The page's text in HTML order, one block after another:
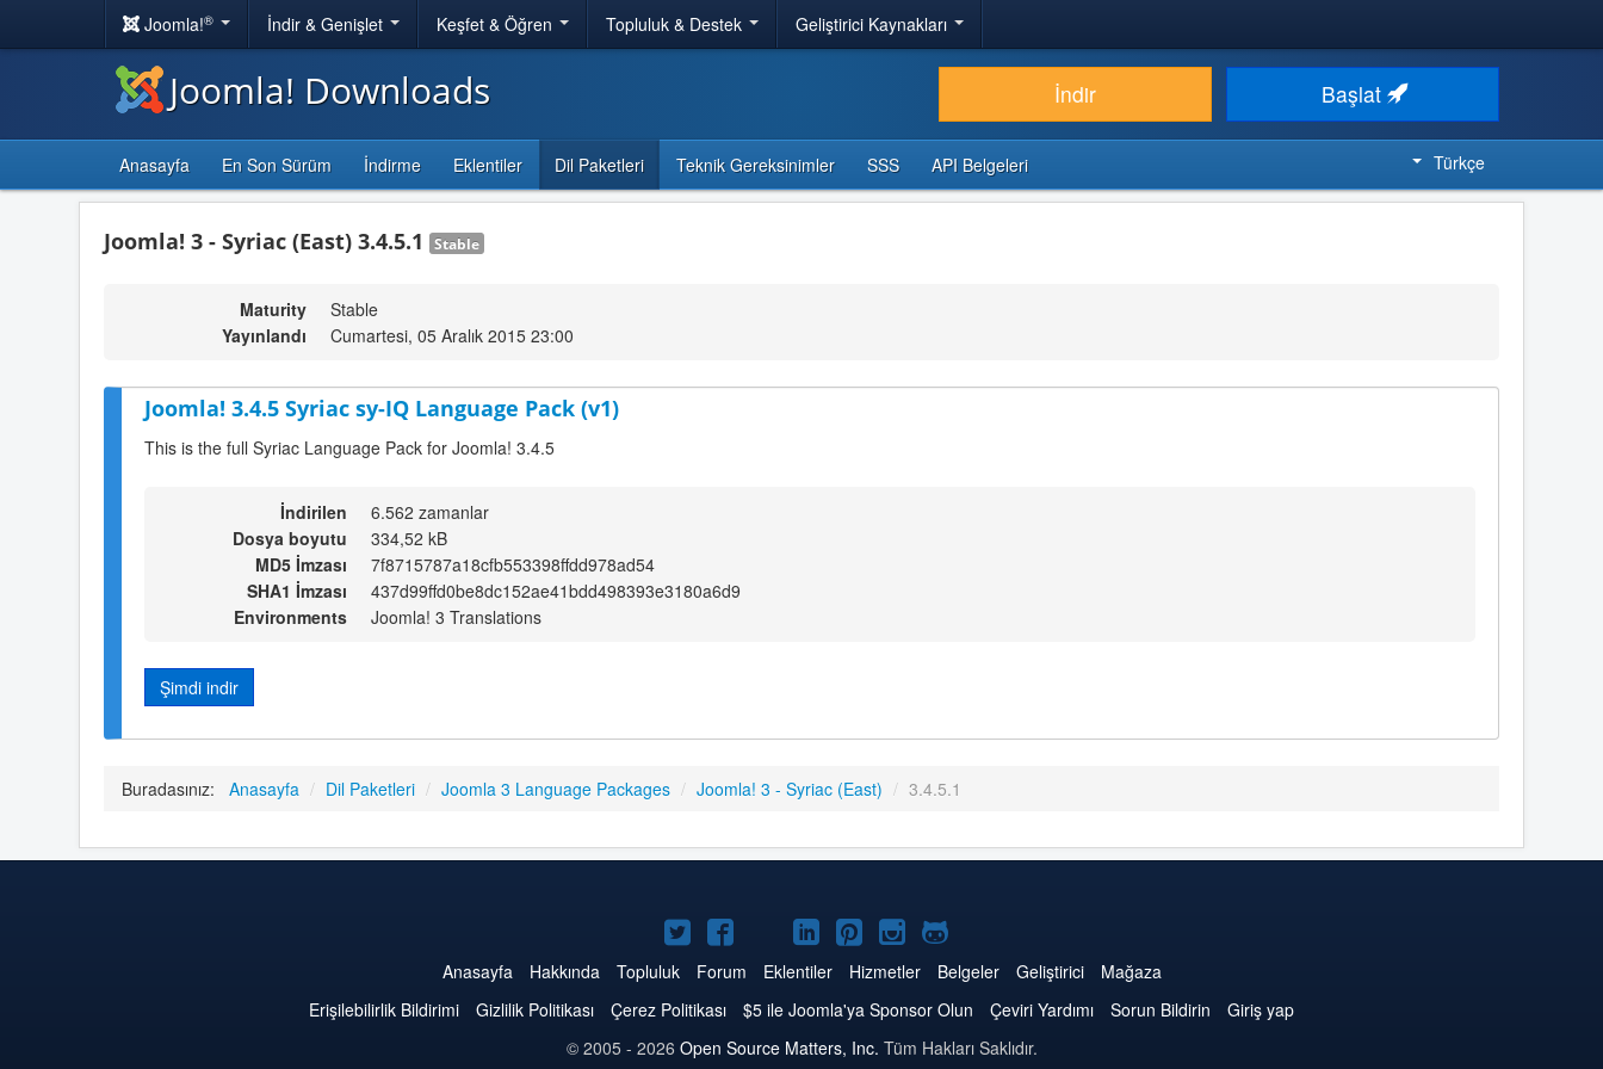
Joomla!® İndir & Genişlet Keşfet & Öğren Topluluk & Destek Geliştirici Kaynakları
Joomla! Downloads İndir Başlat
Anasayfa En Son Sürüm İndirme Eklentiler Dil Paketleri Teknik Gereksinimler SSS API Belgeleri Türkçe
Joomla! 3 - Syriac (East) 3.4.5.1 Stable
Maturity
Stable
Yayınlandı
Cumartesi, 05 Aralık 2015 23:00
Joomla! 3.4.5 Syriac sy-IQ Language Pack (v1)
This is the full Syriac Language Pack for Joomla! 3.4.5
İndirilen
6.562 zamanlar
Dosya boyutu
334,52 kB
MD5 İmzası
7f8715787a18cfb553398ffdd978ad54
SHA1 İmzası
437d99ffd0be8dc152ae41bdd498393e3180a6d9
Environments
Joomla! 3 Translations
Şimdi indir
Buradasınız: Anasayfa / Dil Paketleri / Joomla 3 Language Packages / Joomla! 3 - Syriac (East) / 3.4.5.1
Twitter'da
Joomla
Facebook'da
Joomla
YouTube'da
Joomla
LinkedIn'de
Joomla
Pinterest'de
Joomla
Instagram'da
Joomla
GitHub'da
Joomla
Anasayfa Hakkında Topluluk Forum Eklentiler Hizmetler Belgeler Geliştirici
Mağaza
Erişilebilirlik Bildirimi
Gizlilik Politikası Çerez Politikası $5 ile Joomla'ya Sponsor Olun Çeviri Yardımı Sorun Bildirin
Giriş yap
© 2005 - 2026 Open Source Matters, Inc. Tüm Hakları Saklıdır.